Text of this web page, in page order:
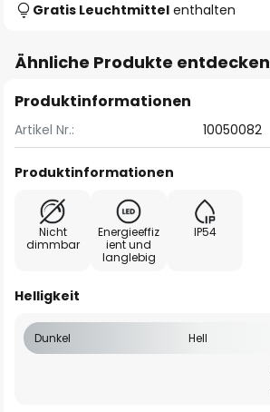
Gratis Leuchtmittel enthalten
Ähnliche Produkte entdecken
Produktinformationen
Artikel Nr.: 10050082
Produktinformationen
Nicht
dimmbar
Energieeffiz
ient und
langlebig
IP54
Helligkeit
Dunkel Hell